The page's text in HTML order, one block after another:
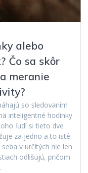
alebo
Čo sa skôr
meranie
so sledovaním
inteligentné hodinky
ľudí si tieto dve
za jedno a to isté.
v určitých nie len
odlišujú, pričom